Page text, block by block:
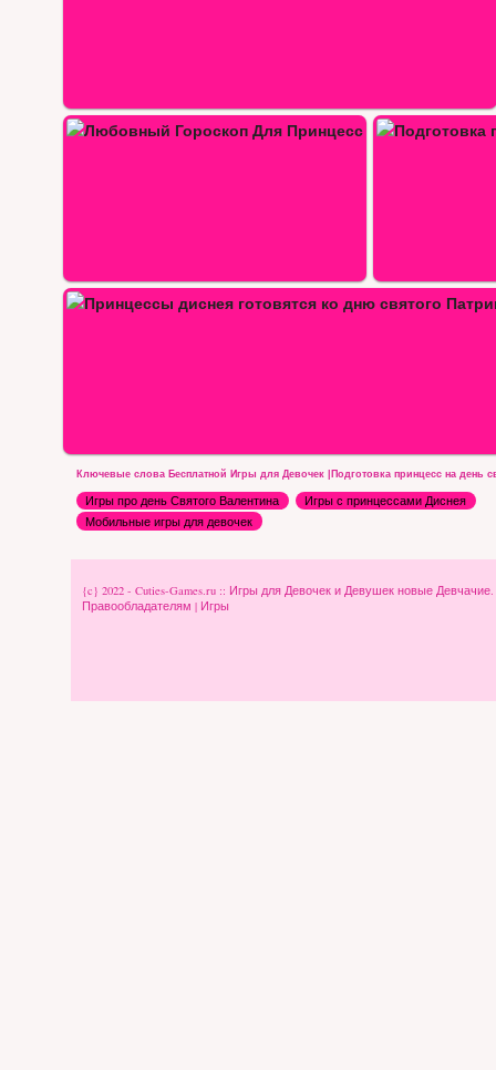
Подготовка принцесс диснея к…
Ключевые слова Бесплатной Игры для Девочек |Подготовка принцесс на день
Игры про день Святого Валентина
Игры с принцессами Диснея
Мобильные игры для девочек
{c} 2022 - Cuties-Games.ru :: Игры для Девочек и Девушек новые
Правообладателям | Игры